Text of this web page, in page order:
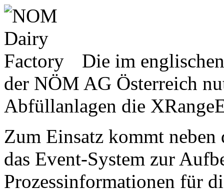
Die im
der NÖM AG Österreich
Abfüllanlagen die
Zum Einsatz kommt neben
das Event-System zur
Prozessinformationen für